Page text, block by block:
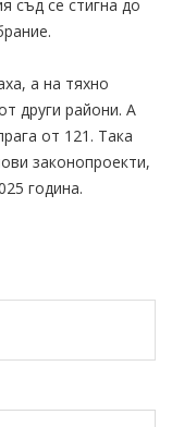
съд се стигна до
а на тяхно
други райони. А
от 121. Така
законопроекти,
година.